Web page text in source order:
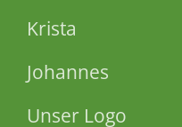
Krista
Johannes
Unser Logo